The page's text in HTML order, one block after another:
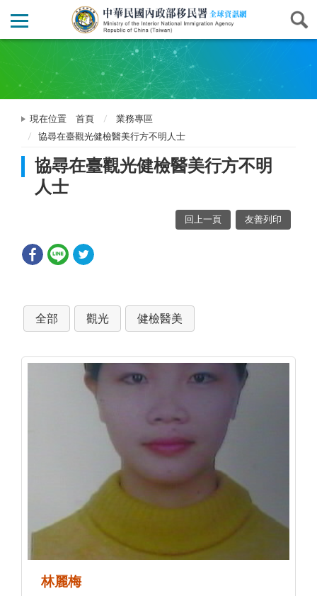
現在位置 首頁
業務專區
協尋在臺觀光健檢醫美行方不明人士
協尋在臺觀光健檢醫美行方不明
人士
回上一頁 友善列印
全部 觀光 健檢醫美
林麗梅